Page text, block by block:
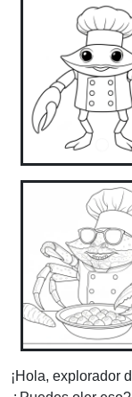
¡Hola, explorador